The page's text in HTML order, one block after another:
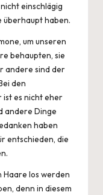
einschlägig
überhaupt haben.
um unseren
behaupten, sie
andere sind der
den
ist es nicht eher
andere Dinge
haben
entschieden, die
Haare los werden
denn in diesem